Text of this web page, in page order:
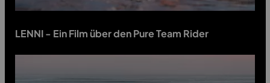
LENNI - Ein Film über den Pure Team Rider